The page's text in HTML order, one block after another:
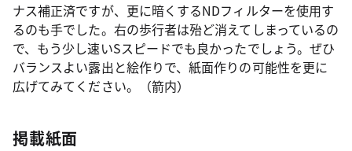
ナス補正済ですが、更に暗くするNDフィルターを使用す
るのも手でした。右の歩行者は殆ど消えてしまっているの
で、もう少し速いSスピードでも良かったでしょう。ぜひ
バランスよい露出と絵作りで、紙面作りの可能性を更に
広げてみてください。（箭内）
掲載紙面